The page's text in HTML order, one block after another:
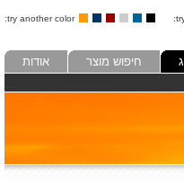
try another color:
אודות חיפוש מוצר